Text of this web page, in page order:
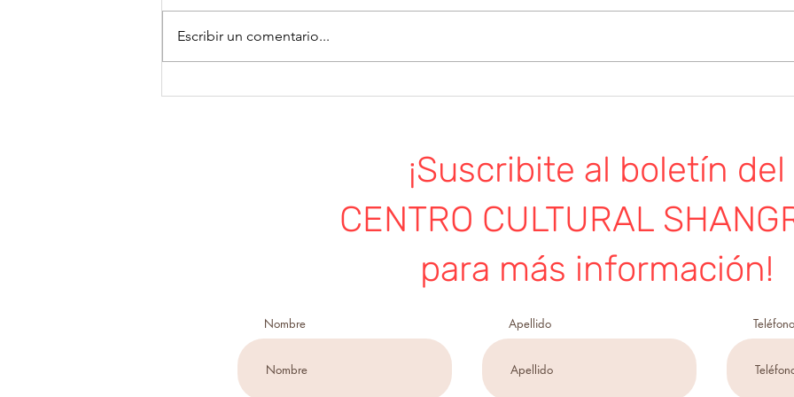
Shangrila y nuestro Proyecto
Escribir un comentario...
¡Suscribite al boletín del
CENTRO CULTURAL
para más información!
Nombre Apellido Teléfono